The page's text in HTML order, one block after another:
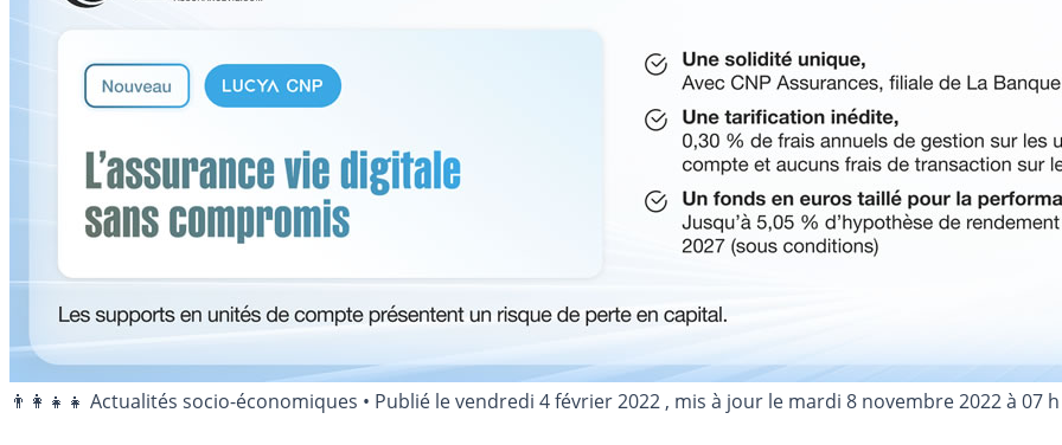
👨‍👩‍👧‍👧 Actualités socio-économiques • Publié levendredi 4 février 2022 , mis à jour le mardi 8 novembre 2022 à 07